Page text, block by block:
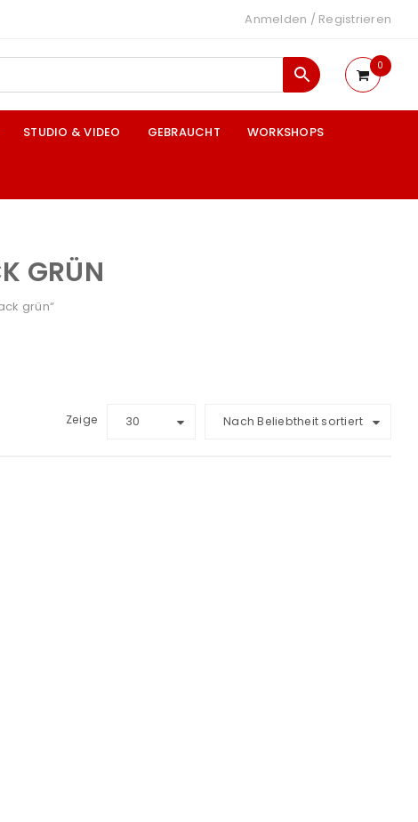
Anmelden / Registrieren
0
STUDIO & VIDEO GEBRAUCHT WORKSHOPS
GRÜN
grün“
Nach Beliebtheit sortiert
Zeige 30